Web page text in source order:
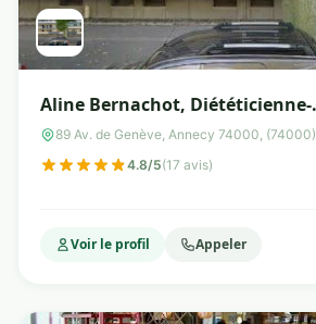
Aline Bernachot, Diététicienne-
Nutritionniste
89 Av. de Genève, Annecy 74000, (74000)
4.8/5(17 avis)
Voir le profil Appeler